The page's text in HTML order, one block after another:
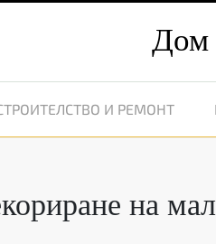
Дом
И РЕМОНТ
на